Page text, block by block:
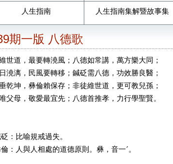
人生指南 人生指南集解暨故事集
期一版 八德歌
世道，最要轉澆風；八德如常講，萬方樂大同；
澆漓，民風要轉移；鍼砭需八德，功效勝良醫；
乾坤，彝倫賴保存；非徒維世道，更可教兒孫；
父母，敬愛最宜先；八德首推孝，力行學聖賢。
砭：比喻規戒過失。
倫：人與人相處的道德原則。彝，音一ˊ。